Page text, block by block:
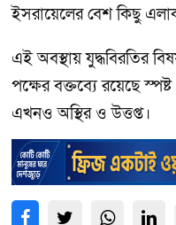
ইসরায়েলের বেশ কিছু
এই অবস্থায় যুদ্ধবিরতির
পক্ষের বক্তব্যে রয়েছে স্পষ্ট
এখনও অস্থির ও উত্তপ্ত।